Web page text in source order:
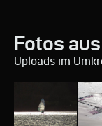
Fotos
Uploads im